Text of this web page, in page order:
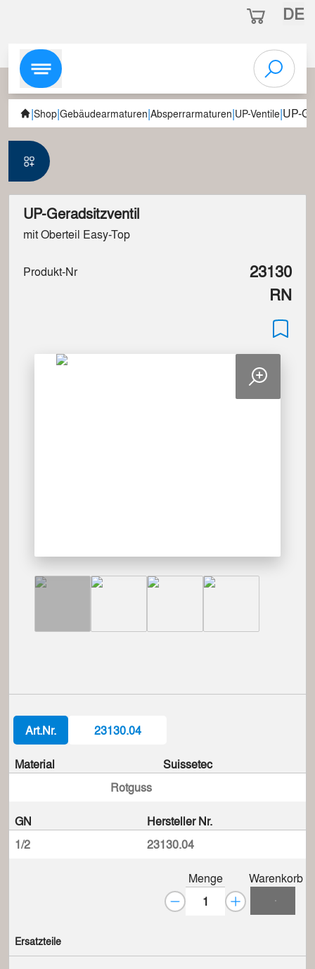
DE
|Shop|Gebäudearmaturen|Absperrarmaturen|UP-Ventile|UP-
UP-Geradsitzventil
mit Oberteil Easy-Top
Produkt-Nr
23130
RN
Art.Nr. 23130.04
Material
Rotguss
Suissetec
GN
Hersteller Nr.
1/2
23130.04
Menge Warenkorb
Ersatzteile